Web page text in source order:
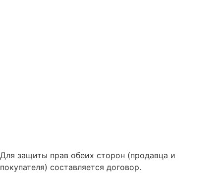
Для защиты прав обеих сторон (продавца и
покупателя) составляется договор.